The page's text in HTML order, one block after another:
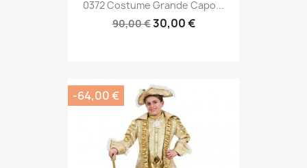
0372 Costume Grande Capo...
90,00 €30,00 €
-64,00 €